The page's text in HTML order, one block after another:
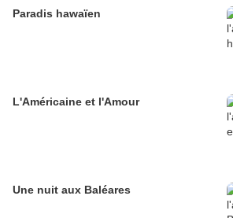
Paradis hawaïen
L'Américaine et l'Amour
Une nuit aux Baléares